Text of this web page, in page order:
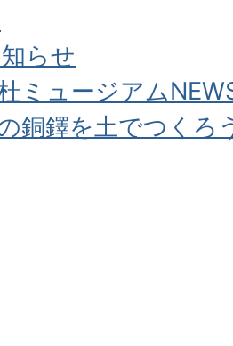
らせ
ミュージアム
銅鐸を土でつくろ